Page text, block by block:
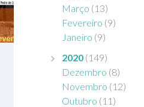
Março (13)
Fevereiro (9)
Janeiro (9)
2020 (149)
Dezembro (8)
Novembro (12)
Outubro (11)